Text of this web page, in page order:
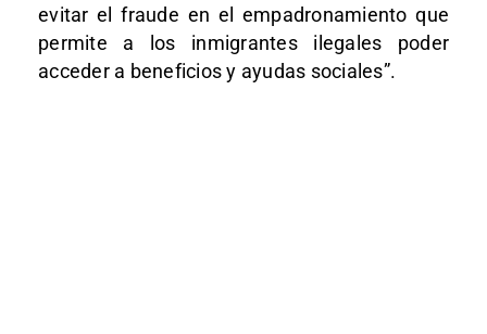
evitar el fraude en el empadronamiento que
permite a los inmigrantes ilegales poder
acceder a beneficios y ayudas sociales”.